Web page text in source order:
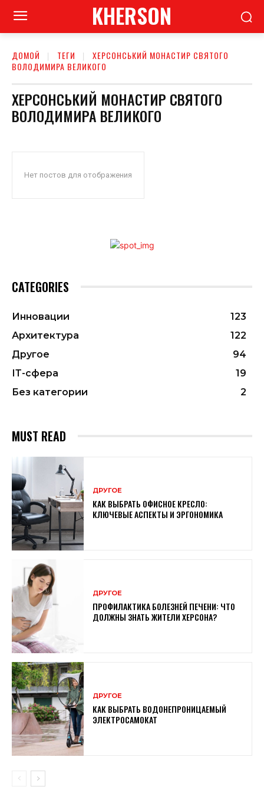
KHERSON
ДОМОЙ ТЕГИ
ХЕРСОНСЬКИЙ МОНАСТИР СВЯТОГО
ВОЛОДИМИРА ВЕЛИКОГО
ХЕРСОНСЬКИЙ МОНАСТИР СВЯТОГО
ВОЛОДИМИРА ВЕЛИКОГО
Нет постов для отображения
CATEGORIES
Инновации
123
Архитектура
122
Другое
94
ІТ-сфера
19
Без категории
2
MUST READ
ДРУГОЕ
КАК ВЫБРАТЬ ОФИСНОЕ КРЕСЛО:
КЛЮЧЕВЫЕ АСПЕКТЫ И ЭРГОНОМИКА
ДРУГОЕ
ПРОФИЛАКТИКА БОЛЕЗНЕЙ ПЕЧЕНИ: ЧТО
ДОЛЖНЫ ЗНАТЬ ЖИТЕЛИ ХЕРСОНА?
ДРУГОЕ
КАК ВЫБРАТЬ ВОДОНЕПРОНИЦАЕМЫЙ
ЭЛЕКТРОСАМОКАТ